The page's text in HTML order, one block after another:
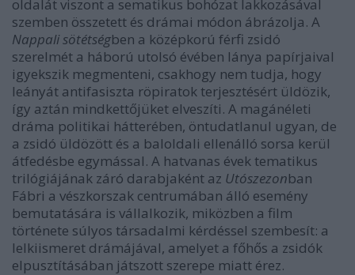
oldalát viszont a sematikus bohózat lakkozásával
szemben összetett és drámai módon ábrázolja. A
Nappali sötétségben a középkorú férfi zsidó
szerelmét a háború utolsó évében lánya papírjaival
igyekszik megmenteni, csakhogy nem tudja, hogy
leányát antifasiszta röpiratok terjesztésért üldözik,
így aztán mindkettőjüket elveszíti. A magánéleti
dráma politikai hátterében, öntudatlanul ugyan, de
a zsidó üldözött és a baloldali ellenálló sorsa kerül
átfedésbe egymással. A hatvanas évek tematikus
trilógiájának záró darabjaként az Utószezonban
Fábri a vészkorszak centrumában álló esemény
bemutatására is vállalkozik, miközben a film
története súlyos társadalmi kérdéssel szembesít: a
lelkiismeret drámájával, amelyet a főhős a zsidók
elpusztításában játszott szerepe miatt érez.